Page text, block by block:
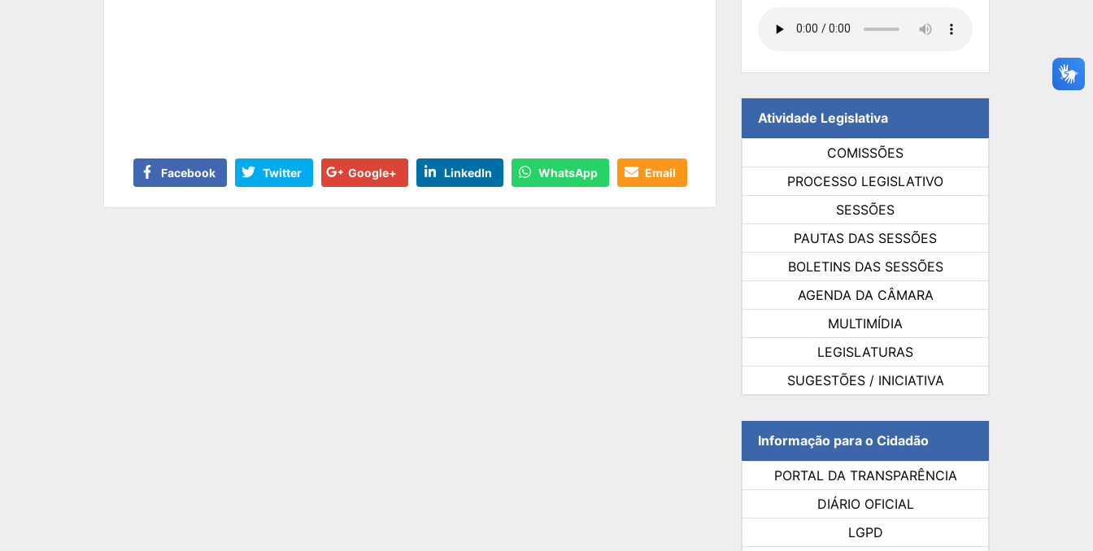
Facebook Twitter Google+ LinkedIn WhatsApp Email
Atividade Legislativa
COMISSÕES
PROCESSO LEGISLATIVO
SESSÕES
PAUTAS DAS SESSÕES
BOLETINS DAS SESSÕES
AGENDA DA CÂMARA
MULTIMÍDIA
LEGISLATURAS
SUGESTÕES / INICIATIVA
Informação para o Cidadão
PORTAL DA TRANSPARÊNCIA
DIÁRIO OFICIAL
LGPD